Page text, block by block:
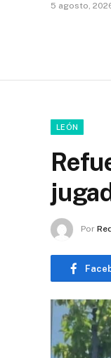
5 agosto,
LEÓN
Por